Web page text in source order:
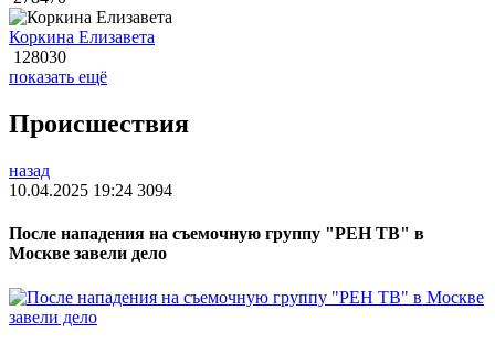
Коркина Елизавета
128030
показать ещё
Происшествия
назад
10.04.2025 19:24 3094
После нападения на съемочную группу "РЕН ТВ" в
Москве завели дело